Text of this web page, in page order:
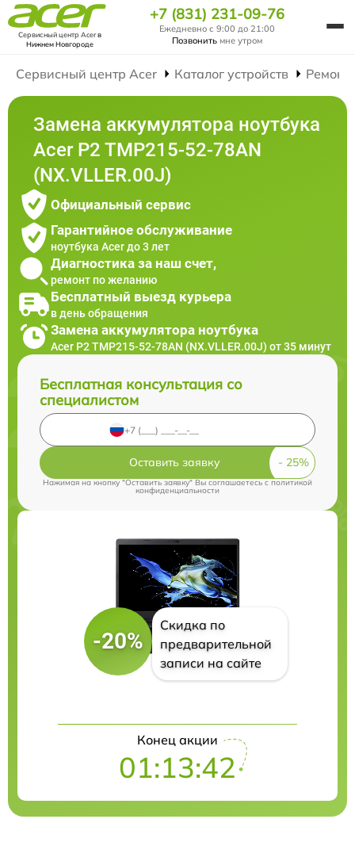
Сервисный центр Acerв
Нижнем Новгороде
+7 (831) 231-09-76
Ежедневно с 9:00 до 21:00
Позвонить мне утром
Сервисный центр Acer Каталог устройств Ремонт
Замена аккумулятора ноутбука
Acer P2 TMP215-52-78AN
(NX.VLLER.00J)
Официальный сервис
Гарантийное обслуживание
ноутбука Acer до 3 лет
Диагностика за наш счет,
ремонт по желанию
Бесплатный выезд курьера
в день обращения
Замена аккумулятора ноутбука
Acer P2 TMP215-52-78AN (NX.VLLER.00J) от 35 минут
Бесплатная консультация со
специалистом
Оставить заявку
Нажимая на кнопку "Оставить заявку" Вы соглашаетесь cполитикой
конфиденциальности
-20%
Скидка по
предварительной
записи на сайте
Конец акции
01:13:41